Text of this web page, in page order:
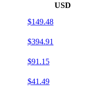
USD
$149.48
$394.91
$91.15
$41.49